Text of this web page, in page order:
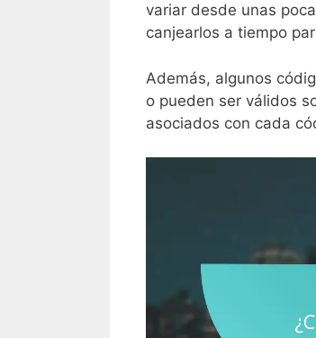
variar desde unas
canjearlos a tiempo
Además, algunos
o pueden ser válidos
asociados con cada